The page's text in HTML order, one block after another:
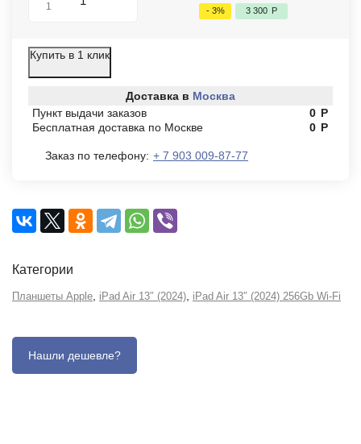
1
- 3% 3 300 Р
Купить в 1 клик
Доставка в Москва
Пункт выдачи заказов
0 Р
Бесплатная доставка по Москве
0 Р
Заказ по телефону: + 7 903 009-87-77
Категории
Планшеты Apple iPad Air 13″ (2024) iPad Air 13″ (2024) 256Gb Wi-Fi